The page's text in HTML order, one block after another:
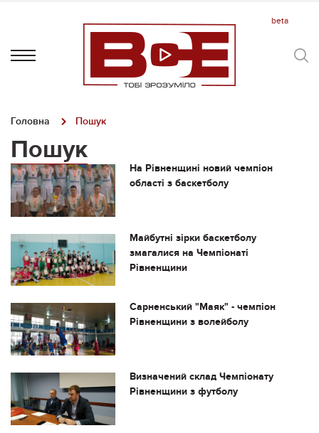
Головна Пошук
Пошук
На Рівненщині новий чемпіон
області з баскетболу
Майбутні зірки баскетболу
змагалися на Чемпіонаті
Рівненщини
Сарненський "Маяк" - чемпіон
Рівненщини з волейболу
Визначений склад Чемпіонату
Рівненщини з футболу